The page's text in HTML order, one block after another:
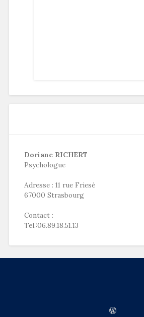
Doriane RICHERT
Psychologue
Adresse : 11 rue Friesé
67000 Strasbourg
Contact :
Tel.:06.89.18.51.13